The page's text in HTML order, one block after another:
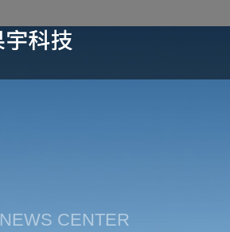
NEWS CENTER